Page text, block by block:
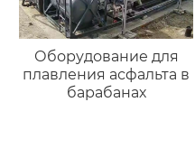
Оборудование для
плавления асфальта в
барабанах